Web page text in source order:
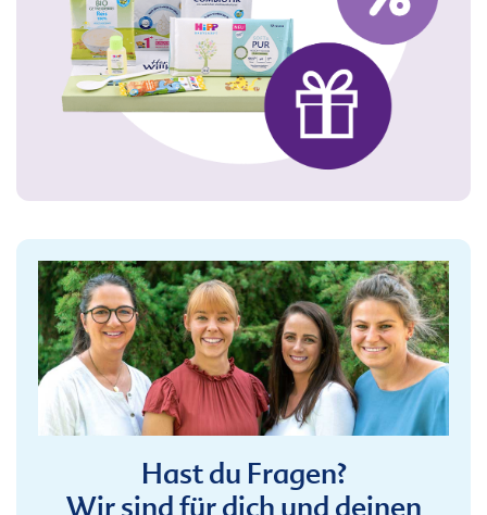
Hast du Fragen?
Wir sind für dich und deinen